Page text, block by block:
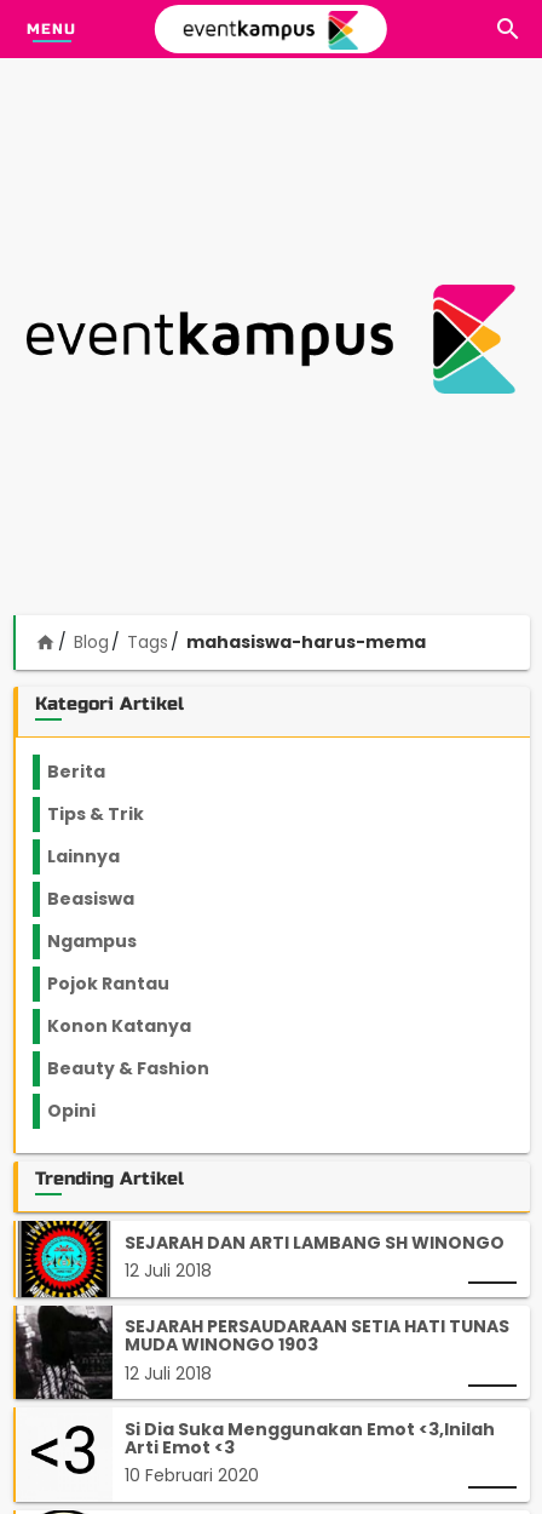
MENU
home Blog Tags mahasiswa-harus-mema
Kategori Artikel
Berita
Tips & Trik
Lainnya
Beasiswa
Ngampus
Pojok Rantau
Konon Katanya
Beauty & Fashion
Opini
Trending Artikel
SEJARAH DAN ARTI LAMBANG SH WINONGO
12 Juli 2018
SEJARAH PERSAUDARAAN SETIA HATI TUNAS
MUDA WINONGO 1903
12 Juli 2018
Si Dia Suka Menggunakan Emot <3,Inilah
Arti Emot <3
10 Februari 2020